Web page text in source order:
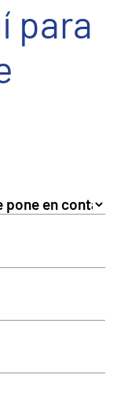
para